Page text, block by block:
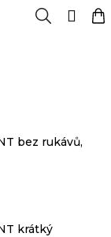
Hledat
bez rukávů,
krátký